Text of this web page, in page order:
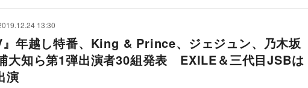
13:30
』年越し特番、King & Prince、ジェジュン、乃木坂
大知ら第1弾出演者30組発表 EXILE＆三代目JSBは
演